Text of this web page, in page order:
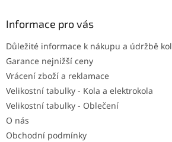
Informace pro vás
Důležité informace k nákupu a údržbě kol
Garance nejnižší ceny
Vrácení zboží a reklamace
Velikostní tabulky - Kola a elektrokola
Velikostní tabulky - Oblečení
O nás
Obchodní podmínky